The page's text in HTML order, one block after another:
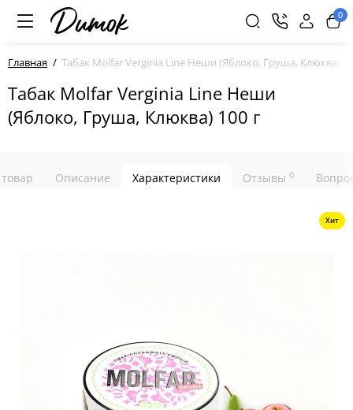
0
Главная Табак Molfar Verginia Line Неши (Яблоко, Груша, Клюква)
Табак Molfar Verginia Line Неши
(Яблоко, Груша, Клюква) 100 г
Описание Характеристики Отзывы 0
Хит